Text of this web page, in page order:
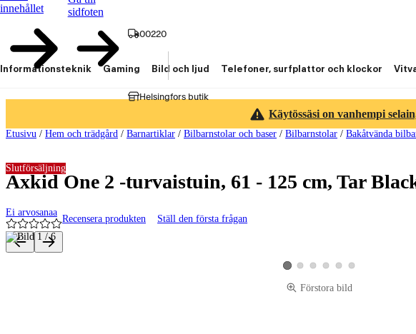
innehållet
sidfoten
00220
Helsingfors butik
Informationsteknik Gaming Bild och ljud Telefoner, surfplattor och klockor
Käytössäsi on vanhempi
Etusivu / Hem och trädgård / Barnartiklar / Bilbarnstolar och baser / Bilbarnstolar / Bakåtvända
Axkid One 2 -turvaistuin, 61 - 125 cm, Tar
Ei arvosanaa
Recensera produkten Ställ den första frågan
Slutförsäljning
Produktbilder och videor
Visa produktbild 1
Visa produktbild 2
Visa produktbild 3
Visa produktbild 4
Visa produktbild 5
Visa produktbild 6
Förstora bild